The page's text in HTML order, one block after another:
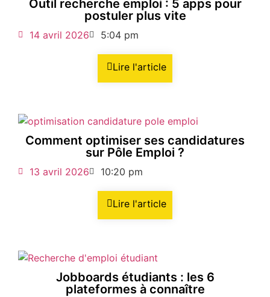
Outil recherche emploi : 5 apps pour
postuler plus vite
14 avril 2026 5:04 pm
Lire l'article
Comment optimiser ses candidatures
sur Pôle Emploi ?
13 avril 2026 10:20 pm
Lire l'article
Jobboards étudiants : les 6
plateformes à connaître